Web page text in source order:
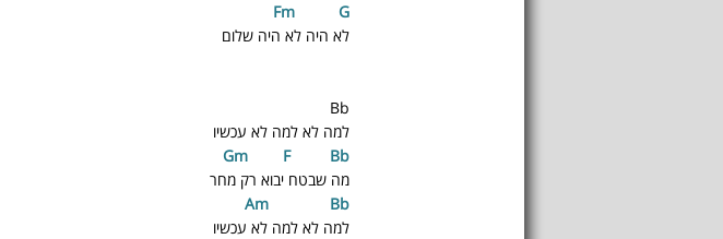
Fm
G
לא היה לא היה שלום
Bb
למה לא למה לא עכשיו
Gm
F
Bb
מה שבטח יבוא רק מחר
Am
Bb
למה לא למה לא עכשיו